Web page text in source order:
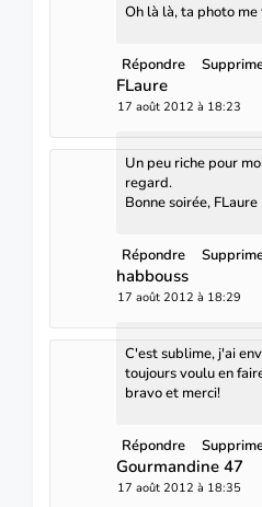
Oh là là, ta photo
Répondre
FLaure
17 août 2012 à 18:23
Un peu riche pour
regard.
Bonne soirée, FLaure
Répondre
habbouss
17 août 2012 à 18:29
C'est sublime, j'ai
toujours voulu en
bravo et merci!
Répondre
Gourmandine 47
17 août 2012 à 18:35